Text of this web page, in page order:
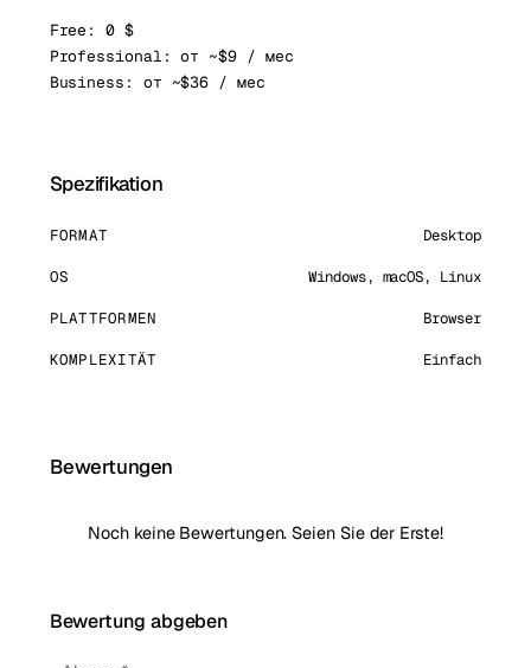
Free: 0 $
Professional: от ~$9 / мес
Business: от ~$36 / мес
Spezifikation
FORMAT Desktop
OS Windows, macOS, Linux
PLATTFORMEN Browser
KOMPLEXITÄT Einfach
Bewertungen
Noch keine Bewertungen. Seien Sie der Erste!
Bewertung abgeben